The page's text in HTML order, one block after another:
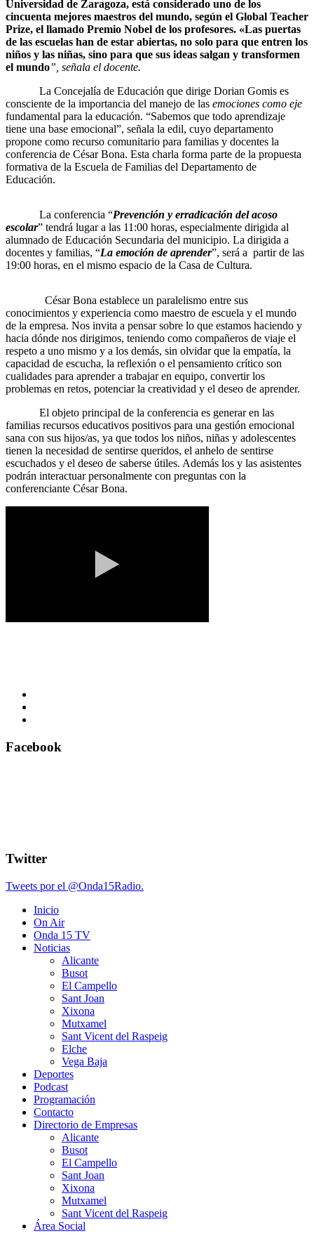
Universidad de Zaragoza, está considerado uno de los
cincuenta mejores maestros del mundo, según el Global Teacher
Prize, el llamado Premio Nobel de los profesores. «Las puertas
de las escuelas han de estar abiertas, no solo para que entren los
niños y las niñas, sino para que sus ideas salgan y transformen
el mundo”, señala el docente.
La Concejalía de Educación que dirige Dorian Gomis es
consciente de la importancia del manejo de las emociones como eje
fundamental para la educación. “Sabemos que todo aprendizaje
tiene una base emocional”, señala la edil, cuyo departamento
propone como recurso comunitario para familias y docentes la
conferencia de César Bona. Esta charla forma parte de la propuesta
formativa de la Escuela de Familias del Departamento de
Educación.
La conferencia “Prevención y erradicación del acoso
escolar” tendrá lugar a las 11:00 horas, especialmente dirigida al
alumnado de Educación Secundaria del municipio. La dirigida a
docentes y familias, “La emoción de aprender”, será a partir de las
19:00 horas, en el mismo espacio de la Casa de Cultura.
César Bona establece un paralelismo entre sus
conocimientos y experiencia como maestro de escuela y el mundo
de la empresa. Nos invita a pensar sobre lo que estamos haciendo y
hacia dónde nos dirigimos, teniendo como compañeros de viaje el
respeto a uno mismo y a los demás, sin olvidar que la empatía, la
capacidad de escucha, la reflexión o el pensamiento crítico son
cualidades para aprender a trabajar en equipo, convertir los
problemas en retos, potenciar la creatividad y el deseo de aprender.
El objeto principal de la conferencia es generar en las
familias recursos educativos positivos para una gestión emocional
sana con sus hijos/as, ya que todos los niños, niñas y adolescentes
tienen la necesidad de sentirse queridos, el anhelo de sentirse
escuchados y el deseo de saberse útiles. Además los y las asistentes
podrán interactuar personalmente con preguntas con la
conferenciante César Bona.
Facebook
Twitter
Tweets por el @Onda15Radio.
Inicio
On Air
Onda 15 TV
Noticias
Alicante
Busot
El Campello
Sant Joan
Xixona
Mutxamel
Sant Vicent del Raspeig
Elche
Vega Baja
Deportes
Podcast
Programación
Contacto
Directorio de Empresas
Alicante
Busot
El Campello
Sant Joan
Xixona
Mutxamel
Sant Vicent del Raspeig
Área Social